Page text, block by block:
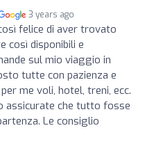
3 years ago
felice di aver trovato
così disponibili e
sul mio viaggio in
tutte con pazienza e
me voli, hotel, treni, ecc.
assicurate che tutto fosse
Le consiglio